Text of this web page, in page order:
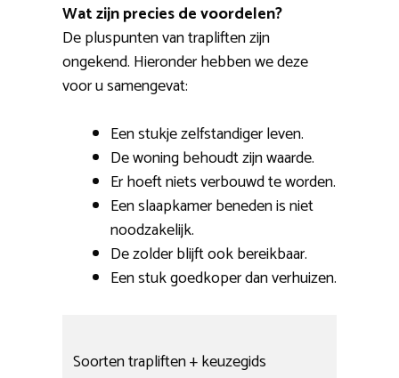
Wat zijn precies de voordelen?
De pluspunten van trapliften zijn
ongekend. Hieronder hebben we deze
voor u samengevat:
Een stukje zelfstandiger leven.
De woning behoudt zijn waarde.
Er hoeft niets verbouwd te worden.
Een slaapkamer beneden is niet
noodzakelijk.
De zolder blijft ook bereikbaar.
Een stuk goedkoper dan verhuizen.
Soorten trapliften + keuzegids